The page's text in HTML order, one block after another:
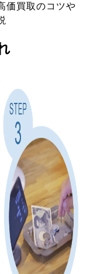
価買取のコツや